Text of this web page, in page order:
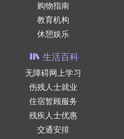
购物指南
教育机构
休憩娱乐
生活百科
无障碍网上学习
伤残人士就业
住宿暂顾服务
残疾人士优惠
交通安排